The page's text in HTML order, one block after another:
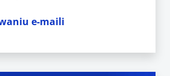
e-maili